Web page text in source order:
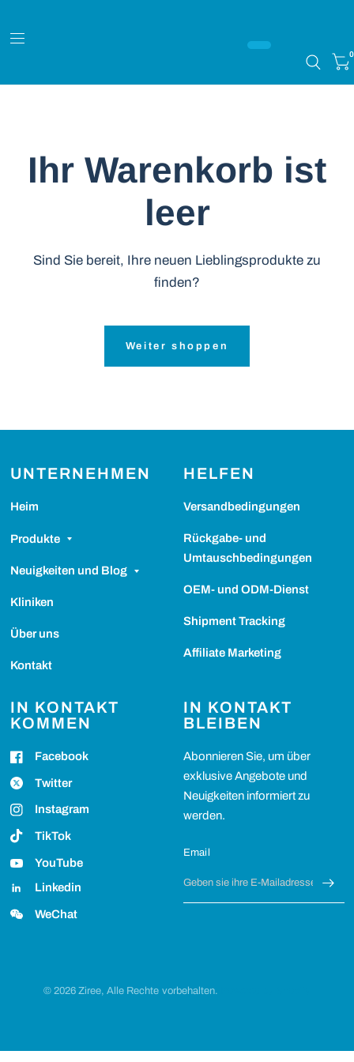
0
Ihr Warenkorb ist
leer
Sind Sie bereit, Ihre neuen Lieblingsprodukte zu
finden?
Weiter shoppen
UNTERNEHMEN
Heim
Produkte
Neuigkeiten und Blog
Kliniken
Über uns
Kontakt
HELFEN
Versandbedingungen
Rückgabe- und
Umtauschbedingungen
OEM- und ODM-Dienst
Shipment Tracking
Affiliate Marketing
IN KONTAKT
KOMMEN
Facebook
Twitter
Instagram
TikTok
YouTube
Linkedin
WeChat
IN KONTAKT
BLEIBEN
Abonnieren Sie, um über
exklusive Angebote und
Neuigkeiten informiert zu
werden.
Email
© 2026 Ziree, Alle Rechte vorbehalten.